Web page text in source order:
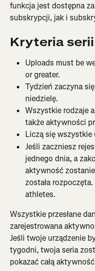
funkcja jest dostępna
subskrypcji, jak i
Kryteria serii
Uploads must be
or greater.
Tydzień zaczyna
niedzielę.
Wszystkie rodzaje
także aktywności
Liczą się
Jeśli zaczniesz
jednego dnia, a
aktywność
została
athletes.
Wszystkie przesłane
zarejestrowana
Jeśli twoje urządzenie
tygodni, twoja seria
pokazać całą